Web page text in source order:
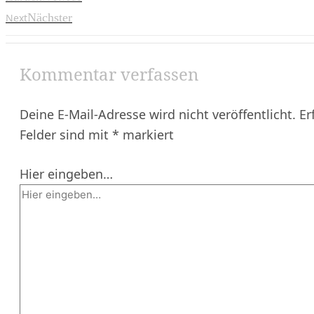
NextNächster
Kommentar verfassen
Deine E-Mail-Adresse wird nicht veröffentlicht.
Felder sind mit * markiert
Hier eingeben…